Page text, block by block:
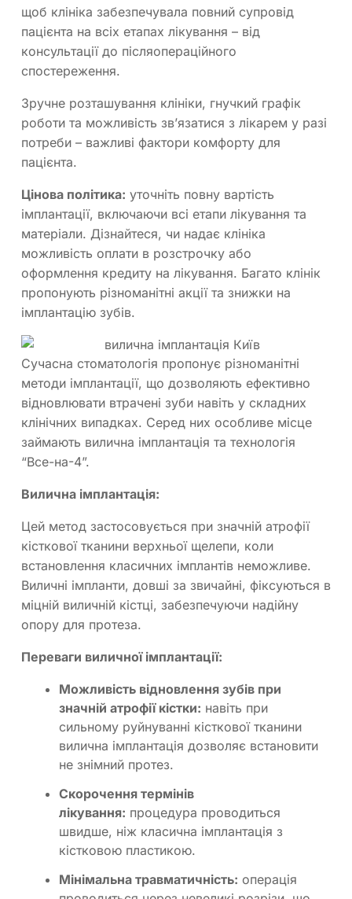
щоб клініка забезпечувала повний супровід
пацієнта на всіх етапах лікування – від
консультації до післяопераційного
спостереження.
Зручне розташування клініки, гнучкий графік
роботи та можливість зв’язатися з лікарем у разі
потреби – важливі фактори комфорту для
пацієнта.
Цінова політика: уточніть повну вартість
імплантації, включаючи всі етапи лікування та
матеріали. Дізнайтеся, чи надає клініка
можливість оплати в розстрочку або
оформлення кредиту на лікування. Багато клінік
пропонують різноманітні акції та знижки на
імплантацію зубів.
Сучасна стоматологія пропонує різноманітні
методи імплантації, що дозволяють ефективно
відновлювати втрачені зуби навіть у складних
клінічних випадках. Серед них особливе місце
займають вилична імплантація та технологія
“Все-на-4”.
Вилична імплантація:
Цей метод застосовується при значній атрофії
кісткової тканини верхньої щелепи, коли
встановлення класичних імплантів неможливе.
Виличні імпланти, довші за звичайні, фіксуються в
міцній виличній кістці, забезпечуючи надійну
опору для протеза.
Переваги виличної імплантації:
Можливість відновлення зубів при
значній атрофії кістки: навіть при
сильному руйнуванні кісткової тканини
вилична імплантація дозволяє встановити
не знімний протез.
Скорочення термінів
лікування: процедура проводиться
швидше, ніж класична імплантація з
кістковою пластикою.
Мінімальна травматичність: операція